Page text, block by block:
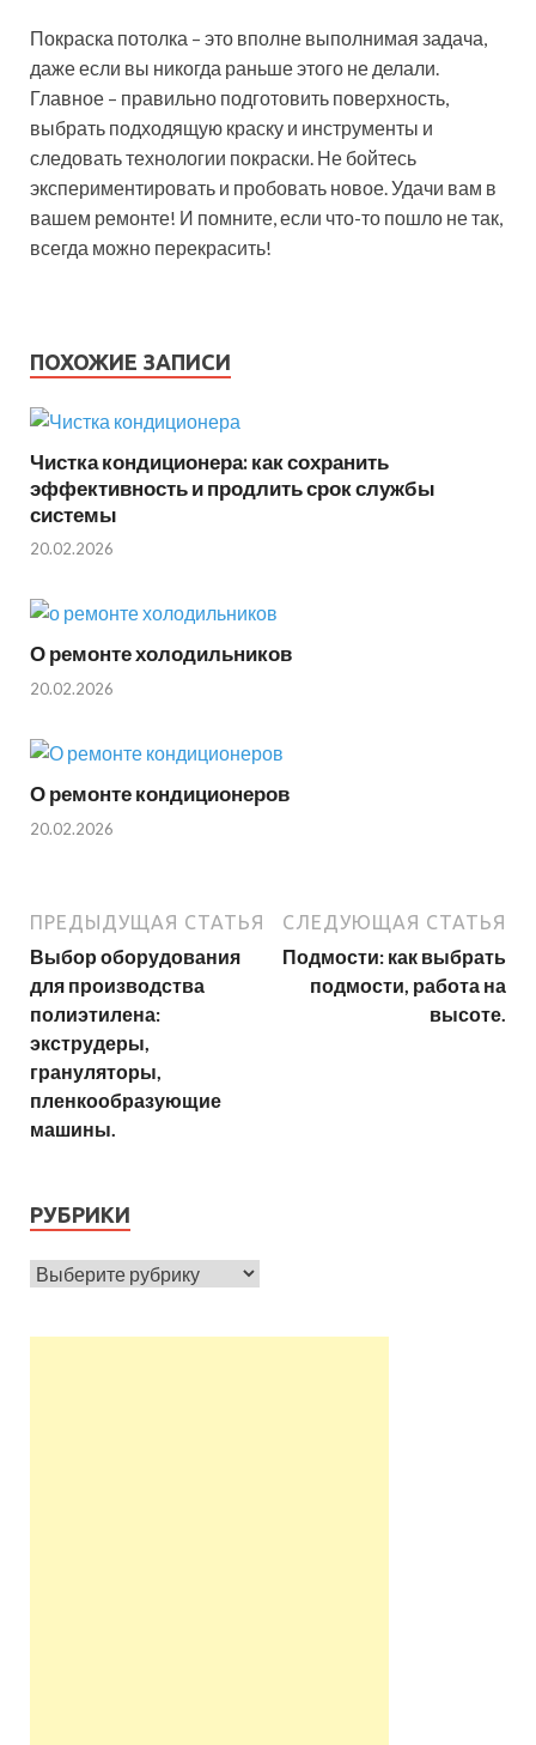
Покраска потолка – это вполне выполнимая задача,
даже если вы никогда раньше этого не делали.
Главное – правильно подготовить поверхность,
выбрать подходящую краску и инструменты и
следовать технологии покраски. Не бойтесь
экспериментировать и пробовать новое. Удачи вам в
вашем ремонте! И помните, если что-то пошло не так,
всегда можно перекрасить!
ПОХОЖИЕ ЗАПИСИ
Чистка кондиционера: как сохранить
эффективность и продлить срок службы
системы
20.02.2026
О ремонте холодильников
20.02.2026
О ремонте кондиционеров
20.02.2026
ПРЕДЫДУЩАЯ СТАТЬЯ
Выбор оборудования
для производства
полиэтилена:
экструдеры,
грануляторы,
пленкообразующие
машины.
СЛЕДУЮЩАЯ СТАТЬЯ
Подмости: как выбрать
подмости, работа на
высоте.
РУБРИКИ